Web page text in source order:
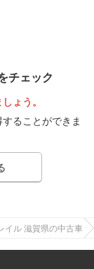
チェック
ょう。
ることができま
イル 滋賀県の中古車